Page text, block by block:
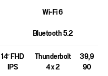
Wi-Fi 6
Bluetooth 5.2
14″ FHD
IPS
Thunderbolt
4 x 2
39,9
90